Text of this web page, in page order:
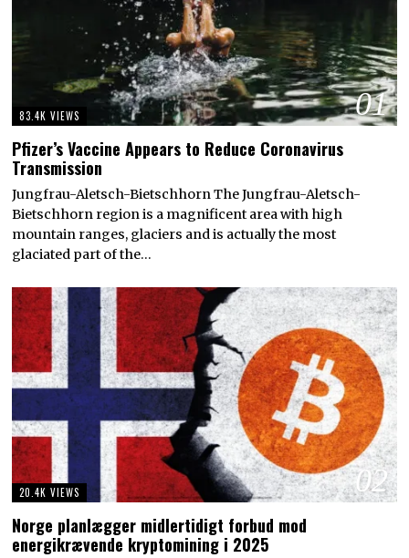
01
83.4K VIEWS
Pfizer’s Vaccine Appears to Reduce Coronavirus
Transmission
Jungfrau-Aletsch-Bietschhorn The Jungfrau-Aletsch-
Bietschhorn region is a magnificent area with high
mountain ranges, glaciers and is actually the most
glaciated part of the…
02
20.4K VIEWS
Norge planlægger midlertidigt forbud mod
energikrævende kryptomining i 2025